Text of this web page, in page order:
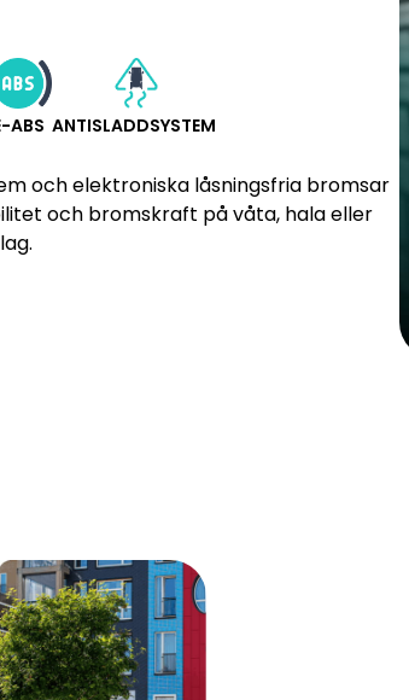
ABS ANTISLADDSYSTEM
och elektroniska låsningsfria bromsar
och bromskraft på våta, hala eller